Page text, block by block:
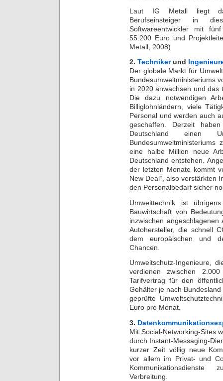
Laut IG Metall liegt
Berufseinsteiger in
Softwareentwickler mit
55.200 Euro und
Metall, 2008)
2. Technikerund
Der globale Markt für
Bundesumweltministeriums
in 2020 anwachsen und das
Die dazu notwendigen
Billiglohnländern, viele
Personal und werden auch
geschaffen. Derzeit
Deutschland einen
eine halbe Million neue
Deutschland entstehen.
der letzten Monate kommt
New Deal“, also verstärkten
den Personalbedarf sicher
Umwelttechnik ist
Bauwirtschaft von
inzwischen
Autohersteller, die schnell
dem europäischen und
Chancen.
Umweltschutz-Ingenieure,
verdienen zwischen
Tarifvertrag für den
Gehälter je nach
geprüfte
Euro pro Monat.
3.
Mit Social-Networking-Sites
durch Instant-Messaging-
kurzer Zeit völlig neue
vor allem im Privat- und
Verbreitung.